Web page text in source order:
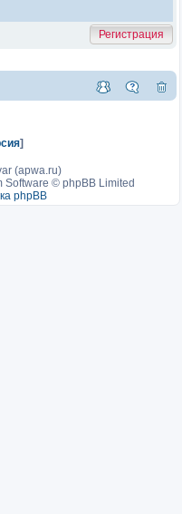
Регистрация
]
(apwa.ru)
Software © phpBB Limited
phpBB